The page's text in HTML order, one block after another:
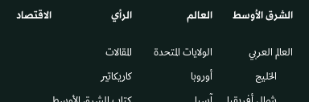
الشرق الأوسط​
العالم العربي
الخليج
العالم
الولايات المتحدة
أوروبا
الرأي
المقالات
كاريكاتير
الاقتصاد